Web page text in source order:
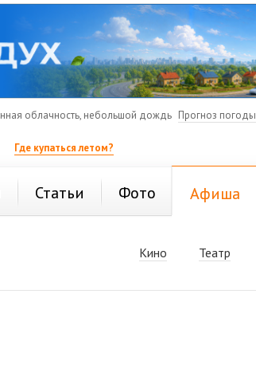
облачность, небольшой дождь Прогноз погоды
Где купаться летом?
Статьи Фото Афиша
Кино Театр